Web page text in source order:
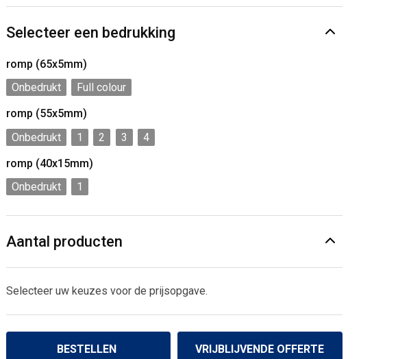
Selecteer een bedrukking
romp (65x5mm)
Onbedrukt
Full colour
romp (55x5mm)
Onbedrukt
1 2 3
4
romp (40x15mm)
Onbedrukt
1
Aantal producten
Selecteer uw keuzes voor de prijsopgave.
BESTELLEN VRIJBLIJVENDE OFFERTE